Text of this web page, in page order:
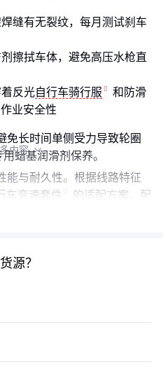
缝有无裂纹，每月测试刹车
擦拭车体，避免高压水枪直
反光自行车骑行服
和防滑
业安全性
免长时间单侧受力导致轮圈
蜡基润滑剂保养。
能与耐久性。根据线路特征
车变速套件
的适配方案，配
内容 
源？